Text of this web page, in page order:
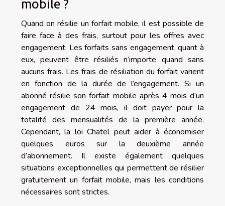
mobile ?
Quand on résilie un forfait mobile, il est possible de
faire face à des frais, surtout pour les offres avec
engagement. Les forfaits sans engagement, quant à
eux, peuvent être résiliés n’importe quand sans
aucuns frais. Les frais de résiliation du forfait varient
en fonction de la durée de l’engagement. Si un
abonné résilie son forfait mobile après 4 mois d’un
engagement de 24 mois, il doit payer pour la
totalité des mensualités de la première année.
Cependant, la loi Chatel peut aider à économiser
quelques euros sur la deuxième année
d’abonnement. Il existe également quelques
situations exceptionnelles qui permettent de résilier
gratuitement un forfait mobile, mais les conditions
nécessaires sont strictes.